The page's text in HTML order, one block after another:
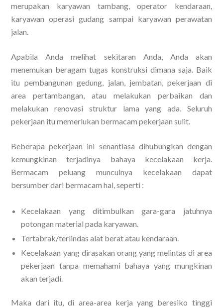
merupakan karyawan tambang, operator kendaraan,
karyawan operasi gudang sampai karyawan perawatan
jalan.
Apabila Anda melihat sekitaran Anda, Anda akan
menemukan beragam tugas konstruksi dimana saja. Baik
itu pembangunan gedung, jalan, jembatan, pekerjaan di
area pertambangan, atau melakukan perbaikan dan
melakukan renovasi struktur lama yang ada. Seluruh
pekerjaan itu memerlukan bermacam pekerjaan sulit.
Beberapa pekerjaan ini senantiasa dihubungkan dengan
kemungkinan terjadinya bahaya kecelakaan kerja.
Bermacam peluang munculnya kecelakaan dapat
bersumber dari bermacam hal, seperti :
Kecelakaan yang ditimbulkan gara-gara jatuhnya
potongan material pada karyawan.
Tertabrak/terlindas alat berat atau kendaraan.
Kecelakaan yang dirasakan orang yang melintas di area
pekerjaan tanpa memahami bahaya yang mungkinan
akan terjadi.
Maka dari itu, di area-area kerja yang beresiko tinggi